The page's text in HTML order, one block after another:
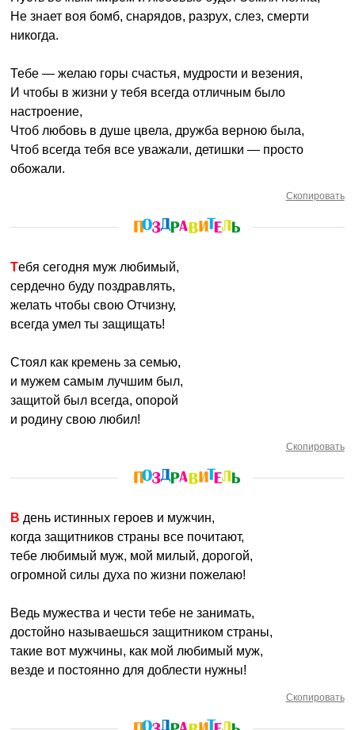
Не знает воя бомб, снарядов, разрух, слез, смерти
никогда.
Тебе — желаю горы счастья, мудрости и везения,
И чтобы в жизни у тебя всегда отличным было
настроение,
Чтоб любовь в душе цвела, дружба верною была,
Чтоб всегда тебя все уважали, детишки — просто
обожали.
Скопировать
Тебя сегодня муж любимый,
сердечно буду поздравлять,
желать чтобы свою Отчизну,
всегда умел ты защищать!
Стоял как кремень за семью,
и мужем самым лучшим был,
защитой был всегда, опорой
и родину свою любил!
Скопировать
В день истинных героев и мужчин,
когда защитников страны все почитают,
тебе любимый муж, мой милый, дорогой,
огромной силы духа по жизни пожелаю!
Ведь мужества и чести тебе не занимать,
достойно называешься защитником страны,
такие вот мужчины, как мой любимый муж,
везде и постоянно для доблести нужны!
Скопировать